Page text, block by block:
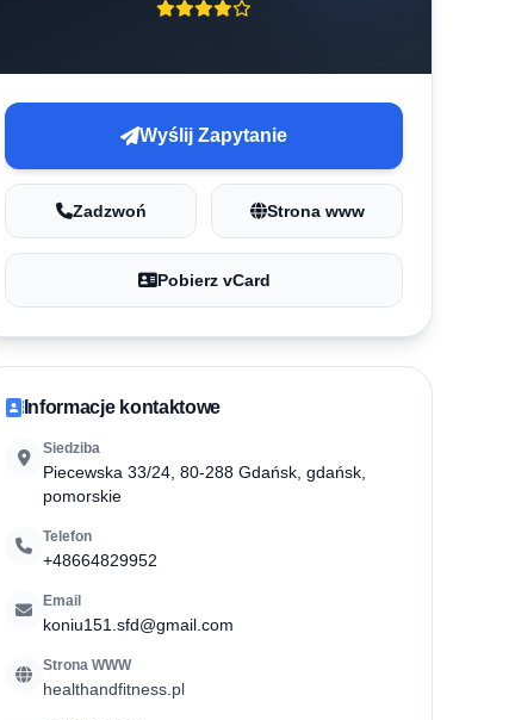
Wyślij Zapytanie
Zadzwoń Strona www
Pobierz vCard
Informacje kontaktowe
Siedziba
Piecewska 33/24, 80-288 Gdańsk, gdańsk,
pomorskie
Telefon
+48664829952
Email
koniu151.sfd@gmail.com
Strona WWW
healthandfitness.pl